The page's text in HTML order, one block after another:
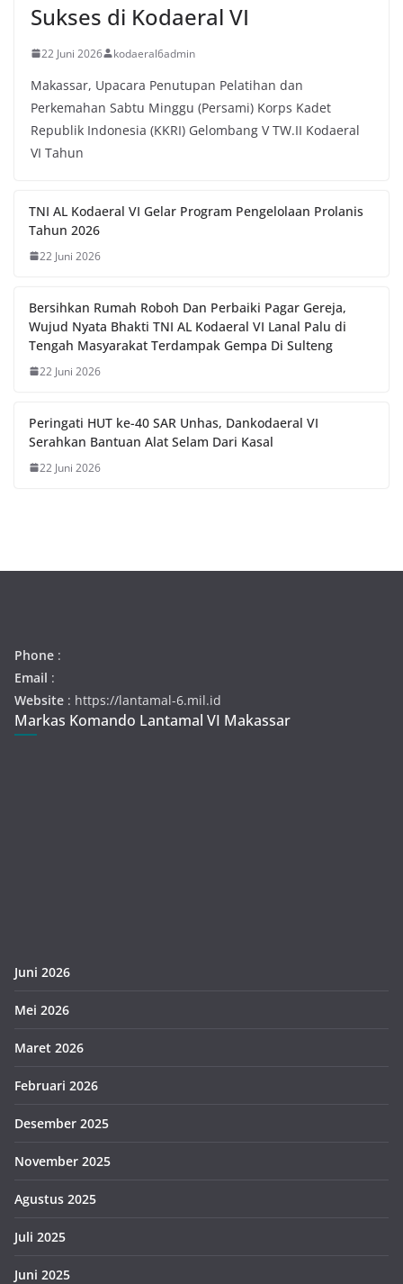
Sukses di Kodaeral VI
22 Juni 2026 kodaeral6admin
Makassar, Upacara Penutupan Pelatihan dan
Perkemahan Sabtu Minggu (Persami) Korps Kadet
Republik Indonesia (KKRI) Gelombang V TW.II Kodaeral
VI Tahun
TNI AL Kodaeral VI Gelar Program Pengelolaan Prolanis
Tahun 2026
22 Juni 2026
Bersihkan Rumah Roboh Dan Perbaiki Pagar Gereja,
Wujud Nyata Bhakti TNI AL Kodaeral VI Lanal Palu di
Tengah Masyarakat Terdampak Gempa Di Sulteng
22 Juni 2026
Peringati HUT ke-40 SAR Unhas, Dankodaeral VI
Serahkan Bantuan Alat Selam Dari Kasal
22 Juni 2026
Phone :
Email :
Website : https://lantamal-6.mil.id
Markas Komando Lantamal VI Makassar
Juni 2026
Mei 2026
Maret 2026
Februari 2026
Desember 2025
November 2025
Agustus 2025
Juli 2025
Juni 2025